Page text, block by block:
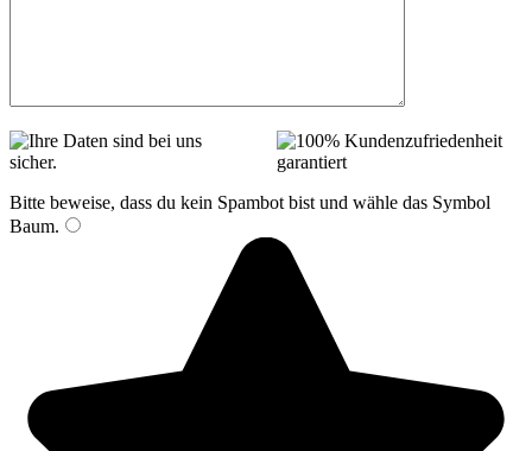
Bitte beweise, dass du kein Spambot bist und wähle das Symbol
Baum.